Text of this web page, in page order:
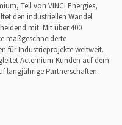
Teil von VINCI Energies,
den industriellen Wandel
mit. Mit über 400
maßgeschneiderte
für Industrieprojekte weltweit.
Actemium Kunden auf dem
langjährige Partnerschaften.